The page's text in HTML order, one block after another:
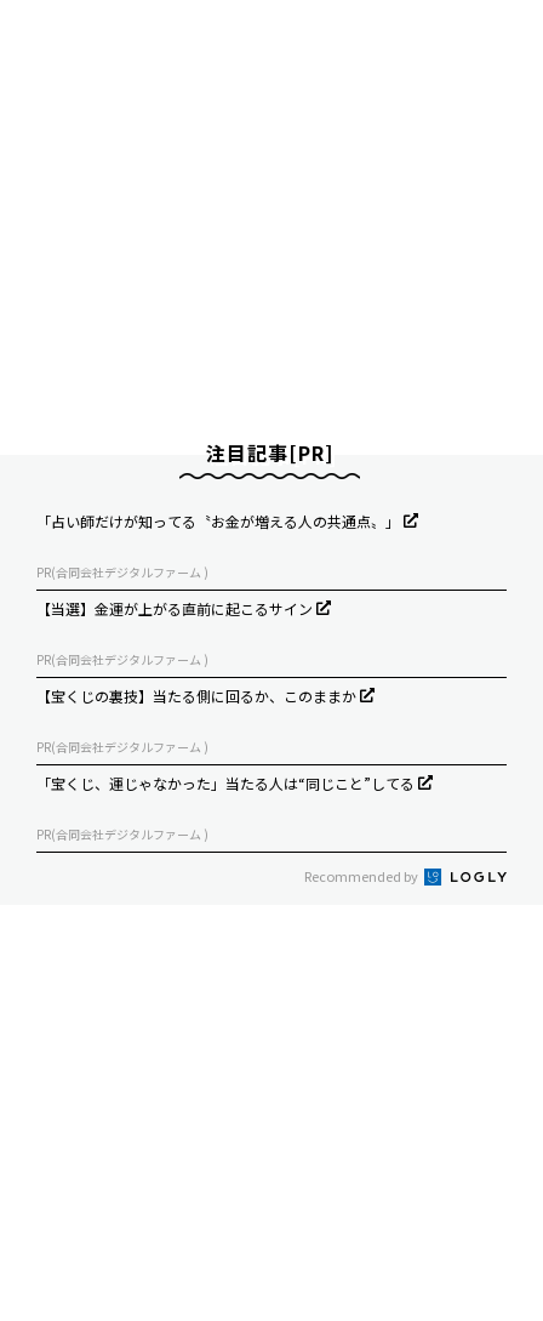
注目記事[PR]
「占い師だけが知ってる〝お金が増える人の共通点〟」
PR(合同会社デジタルファーム )
【当選】金運が上がる直前に起こるサイン
PR(合同会社デジタルファーム )
【宝くじの裏技】当たる側に回るか、このままか
PR(合同会社デジタルファーム )
「宝くじ、運じゃなかった」当たる人は“同じこと”してる
PR(合同会社デジタルファーム )
Recommended by